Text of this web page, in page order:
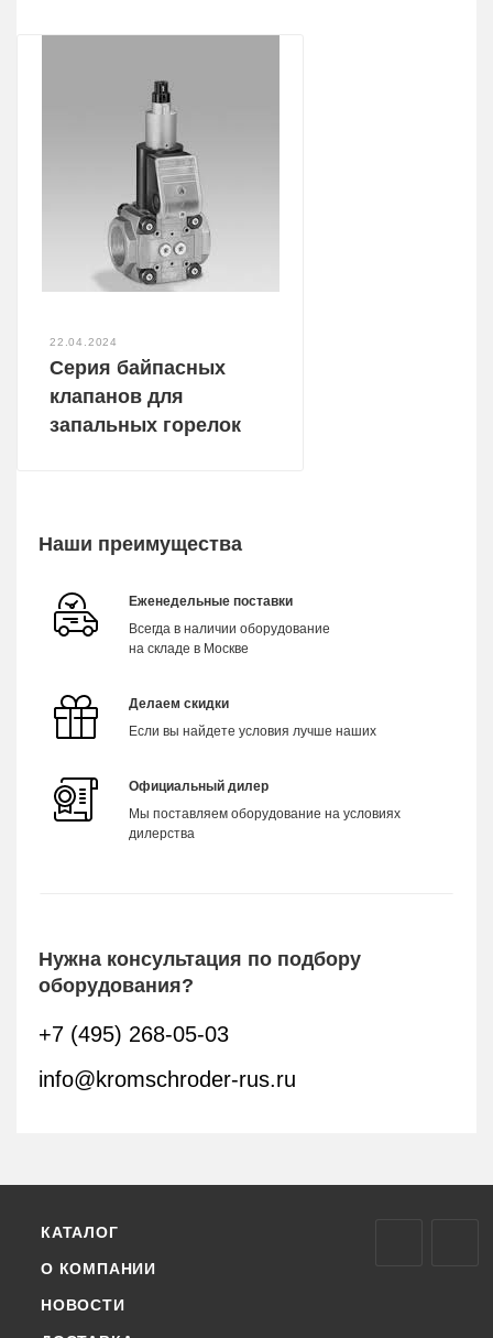
22.04.2024
Серия байпасных
клапанов для
запальных горелок
Наши преимущества
Еженедельные поставки
Всегда в наличии оборудование
на складе в Москве
Делаем скидки
Если вы найдете условия лучше наших
Официальный дилер
Мы поставляем оборудование на условиях
дилерства
Нужна консультация по подбору
оборудования?
+7 (495) 268-05-03
info@kromschroder-rus.ru
КАТАЛОГ
О КОМПАНИИ
НОВОСТИ